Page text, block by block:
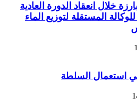
خلال انعقاد الدورة العادية
المستقلة لتوزيع الماء
استعمال السلطة